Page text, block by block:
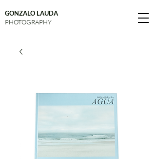
GONZALO LAUDA
PHOTOGRAPHY